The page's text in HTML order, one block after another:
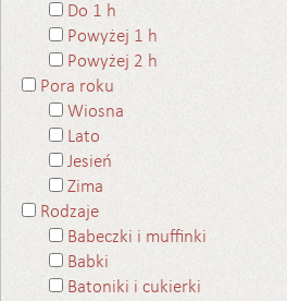
Do 1 h
Powyżej 1 h
Powyżej 2 h
Pora roku
Wiosna
Lato
Jesień
Zima
Rodzaje
Babeczki i muffinki
Babki
Batoniki i cukierki